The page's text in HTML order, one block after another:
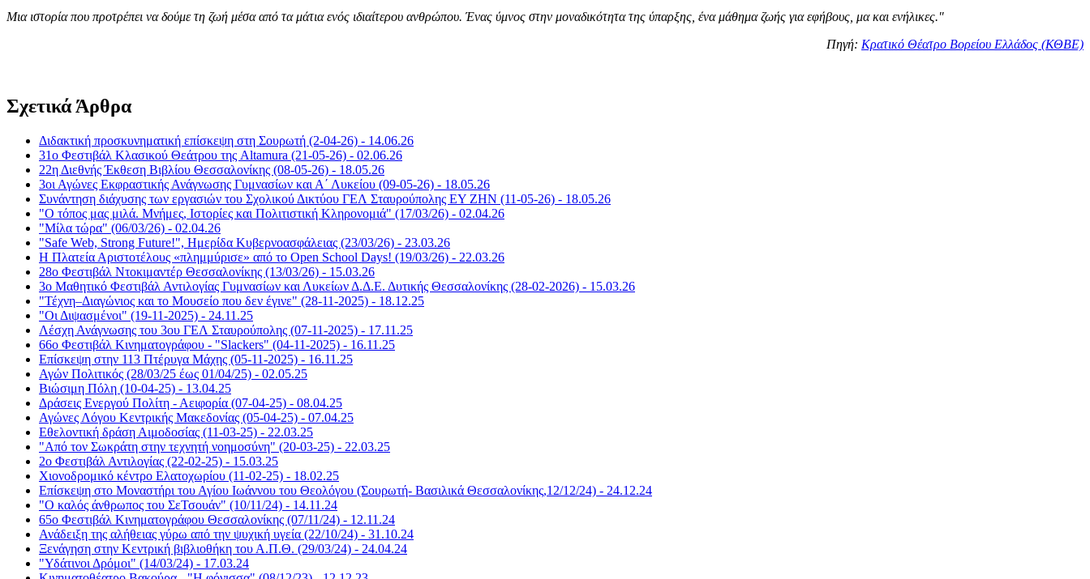
Μια ιστορία που προτρέπει να δούμε τη ζωή μέσα από τα μάτια ενός ιδιαίτερου ανθρώπου. Ένας ύμνος στην μοναδικότητα της ύπαρξης, ένα μάθημα ζωής για εφήβους, μα και ενήλικες."
Πηγή: Κρατικό Θέατρο Βορείου Ελλάδος (ΚΘΒΕ)
Σχετικά Άρθρα
Διδακτική προσκυνηματική επίσκεψη στη Σουρωτή (2-04-26) - 14.06.26
31ο Φεστιβάλ Κλασικού Θεάτρου της Altamura (21-05-26) - 02.06.26
22η Διεθνής Έκθεση Βιβλίου Θεσσαλονίκης (08-05-26) - 18.05.26
3οι Αγώνες Εκφραστικής Ανάγνωσης Γυμνασίων και Α΄ Λυκείου (09-05-26) - 18.05.26
Συνάντηση διάχυσης των εργασιών του Σχολικού Δικτύου ΓΕΛ Σταυρούπολης ΕΥ ΖΗΝ (11-05-26) - 18.05.26
"Ο τόπος μας μιλά. Μνήμες, Ιστορίες και Πολιτιστική Κληρονομιά" (17/03/26) - 02.04.26
"Μίλα τώρα" (06/03/26) - 02.04.26
"Safe Web, Strong Future!", Ημερίδα Κυβερνοασφάλειας (23/03/26) - 23.03.26
Η Πλατεία Αριστοτέλους «πλημμύρισε» από το Open School Days! (19/03/26) - 22.03.26
28ο Φεστιβάλ Ντοκιμαντέρ Θεσσαλονίκης (13/03/26) - 15.03.26
3ο Μαθητικό Φεστιβάλ Αντιλογίας Γυμνασίων και Λυκείων Δ.Δ.Ε. Δυτικής Θεσσαλονίκης (28-02-2026) - 15.03.26
"Τέχνη–Διαγώνιος και το Μουσείο που δεν έγινε" (28-11-2025) - 18.12.25
"Οι Διψασμένοι" (19-11-2025) - 24.11.25
Λέσχη Ανάγνωσης του 3ου ΓΕΛ Σταυρούπολης (07-11-2025) - 17.11.25
66ο Φεστιβάλ Κινηματογράφου - "Slackers" (04-11-2025) - 16.11.25
Επίσκεψη στην 113 Πτέρυγα Μάχης (05-11-2025) - 16.11.25
Αγών Πολιτικός (28/03/25 έως 01/04/25) - 02.05.25
Βιώσιμη Πόλη (10-04-25) - 13.04.25
Δράσεις Ενεργού Πολίτη - Αειφορία (07-04-25) - 08.04.25
Αγώνες Λόγου Κεντρικής Μακεδονίας (05-04-25) - 07.04.25
Εθελοντική δράση Αιμοδοσίας (11-03-25) - 22.03.25
"Από τον Σωκράτη στην τεχνητή νοημοσύνη" (20-03-25) - 22.03.25
2ο Φεστιβάλ Αντιλογίας (22-02-25) - 15.03.25
Χιονοδρομικό κέντρο Ελατοχωρίου (11-02-25) - 18.02.25
Επίσκεψη στο Μοναστήρι του Αγίου Ιωάννου του Θεολόγου (Σουρωτή- Βασιλικά Θεσσαλονίκης,12/12/24) - 24.12.24
"Ο καλός άνθρωπος του ΣεΤσουάν" (10/11/24) - 14.11.24
65ο Φεστιβάλ Κινηματογράφου Θεσσαλονίκης (07/11/24) - 12.11.24
Ανάδειξη της αλήθειας γύρω από την ψυχική υγεία (22/10/24) - 31.10.24
Ξενάγηση στην Κεντρική βιβλιοθήκη του Α.Π.Θ. (29/03/24) - 24.04.24
"Υδάτινοι Δρόμοι" (14/03/24) - 17.03.24